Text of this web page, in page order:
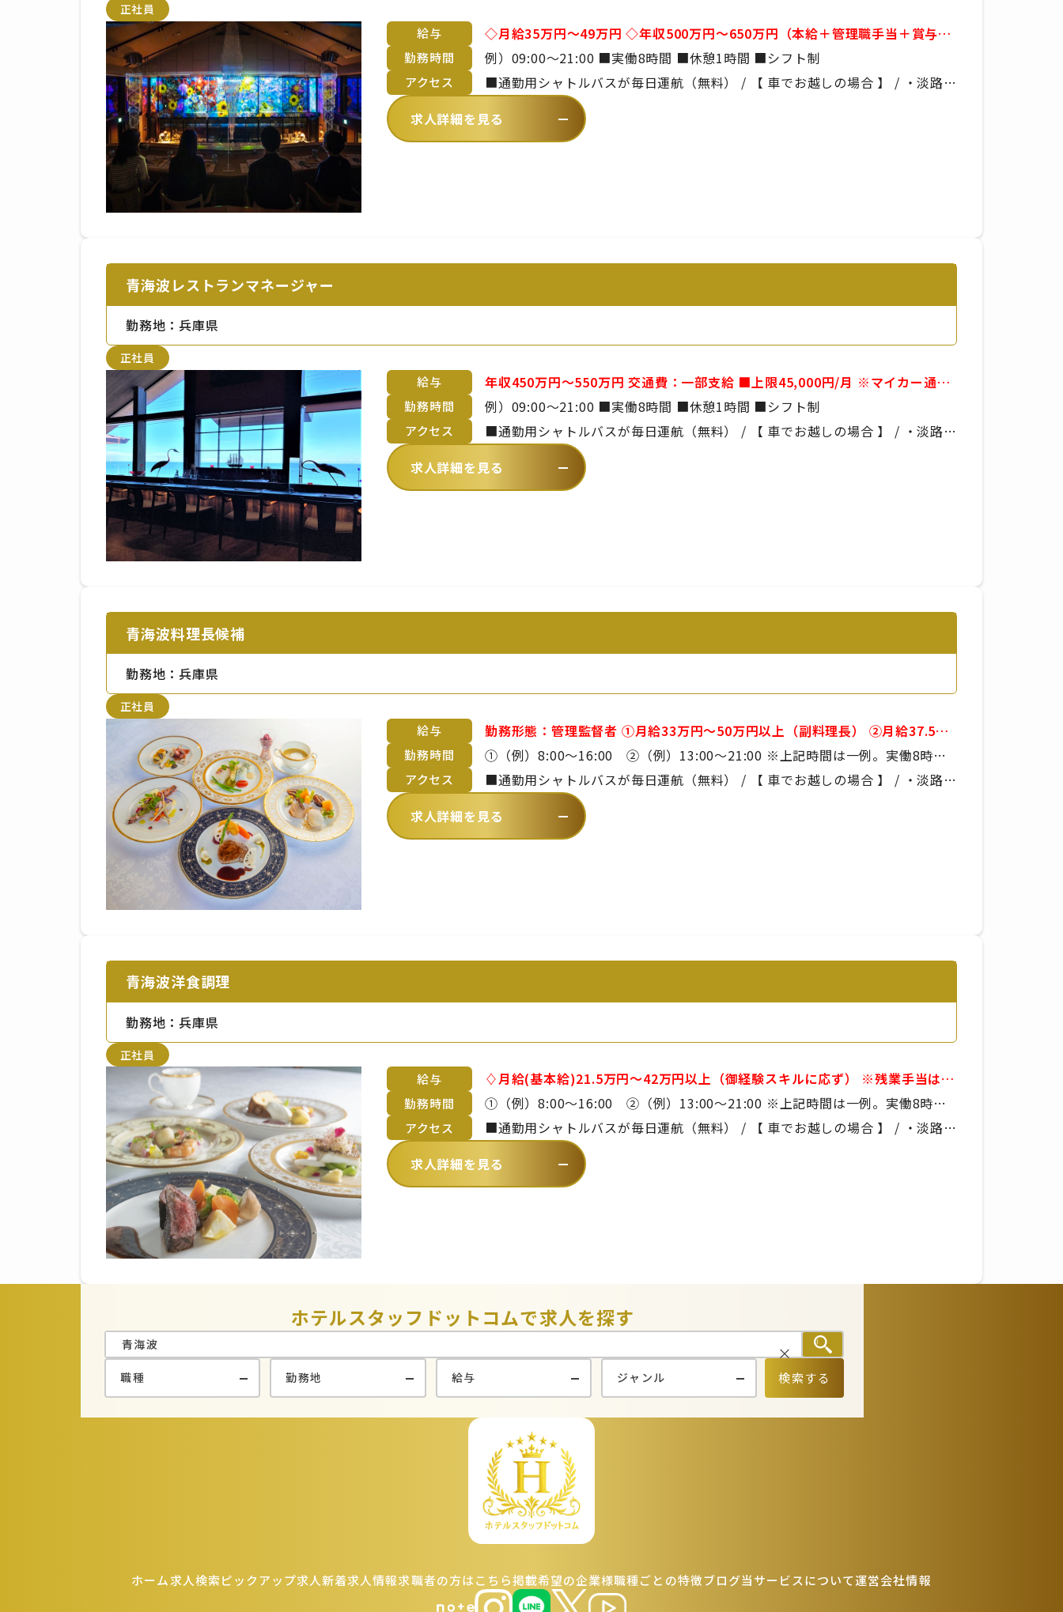
正社員
給与
◇月給35万円～49万円 ◇年収500万円～650万円（本給＋管理職手当＋賞与）
■昇給年1回 ■賞与年2回 ※年齢や経験を考慮のうえ、当社規定により決定い
たします
勤務時間 例）09:00～21:00 ■実働8時間 ■休憩1時間 ■シフト制
アクセス
■通勤用シャトルバスが毎日運航（無料） / 【 車でお越しの場合 】 / ・淡路IC
～青海波まで約20分）【 バスでお越しの場合 】 / 野島大川［青海波前］から
徒歩4分
求人詳細を見る
青海波レストランマネージャー
勤務地：兵庫県
正社員
給与
年収450万円～550万円 交通費：一部支給 ■上限45,000円/月 ※マイカー通勤
は淡路島在住の方のみ許可 ◇月給28～41万円 ◇年収450～550万円（月給＋管
理職手当＋賞与） ■昇給年1回 ■賞与年2回 ※年齢や経験を考慮のうえ、当社
規定により決定いたします
勤務時間 例）09:00～21:00 ■実働8時間 ■休憩1時間 ■シフト制
アクセス
■通勤用シャトルバスが毎日運航（無料） / 【 車でお越しの場合 】 / ・淡路IC
～青海波まで約20分）【 バスでお越しの場合 】 / 野島大川［青海波前］から
徒歩4分
求人詳細を見る
青海波料理長候補
勤務地：兵庫県
正社員
給与
勤務形態：管理監督者 ①月給33万円～50万円以上（副料理長） ②月給37.5万
円～60万円以上（料理長） ※料理長、副料理長の場合は上記想定です。 ただ
しスキル・御経験によってご提示額は変動致します。 ※残業手当は別途支給で
す。 ※詳細は備考欄をご覧ください。 ■昇給年1回 ■賞与年2回 ※年齢や経験
を考慮のうえ、当社規定により決定いたします
勤務時間
①（例）8:00～16:00 ②（例）13:00～21:00 ※上記時間は一例。実働8時
間、休憩1時間の勤務形態。 ※曜日・日数・時間は変わる場合あり ※休日勤
務・残業・早出をお願いする場合あり
アクセス
■通勤用シャトルバスが毎日運航（無料） / 【 車でお越しの場合 】 / ・淡路IC
～青海波まで約20分）【 バスでお越しの場合 】 / 野島大川［青海波前］から
徒歩4分
求人詳細を見る
青海波洋食調理
勤務地：兵庫県
正社員
給与
♢月給(基本給)21.5万円～42万円以上（御経験スキルに応ず） ※残業手当は別
途支給です。 ※詳細は備考欄をご覧ください。 ■昇給年1回 ■賞与年2回 ※年
齢や経験を考慮のうえ、当社規定により決定いたします
勤務時間
①（例）8:00～16:00 ②（例）13:00～21:00 ※上記時間は一例。実働8時
間、休憩1時間の勤務形態。 ※曜日・日数・時間は変わる場合あり ※休日勤
務・残業・早出をお願いする場合あり
アクセス
■通勤用シャトルバスが毎日運航（無料） / 【 車でお越しの場合 】 / ・淡路IC
～青海波まで約20分）【 バスでお越しの場合 】 / 野島大川［青海波前］から
徒歩4分
求人詳細を見る
ホテルスタッフドットコムで求人を探す
検索する
ホーム求人検索ピックアップ求人新着求人情報求職者の方はこちら掲載希望の企業様職種ごとの特徴ブログ当サービスについて運営会社情報